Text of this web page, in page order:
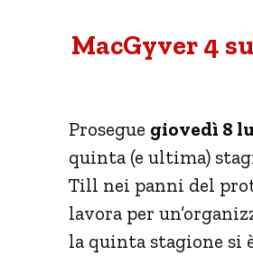
MacGyver 4
Prosegue giovedì 8
quinta (e ultima)
Till nei panni del
lavora per
la quinta stagione si